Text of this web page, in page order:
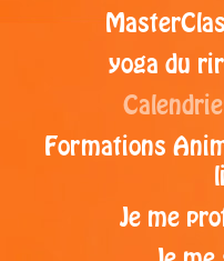
yoga du
Formations
Je me